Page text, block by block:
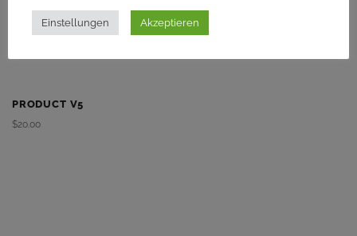
PRODUCT V5
$20.00
Einstellungen Akzeptieren